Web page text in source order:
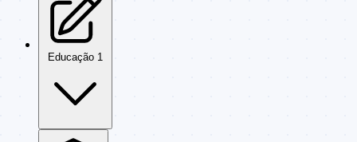
Educação 1